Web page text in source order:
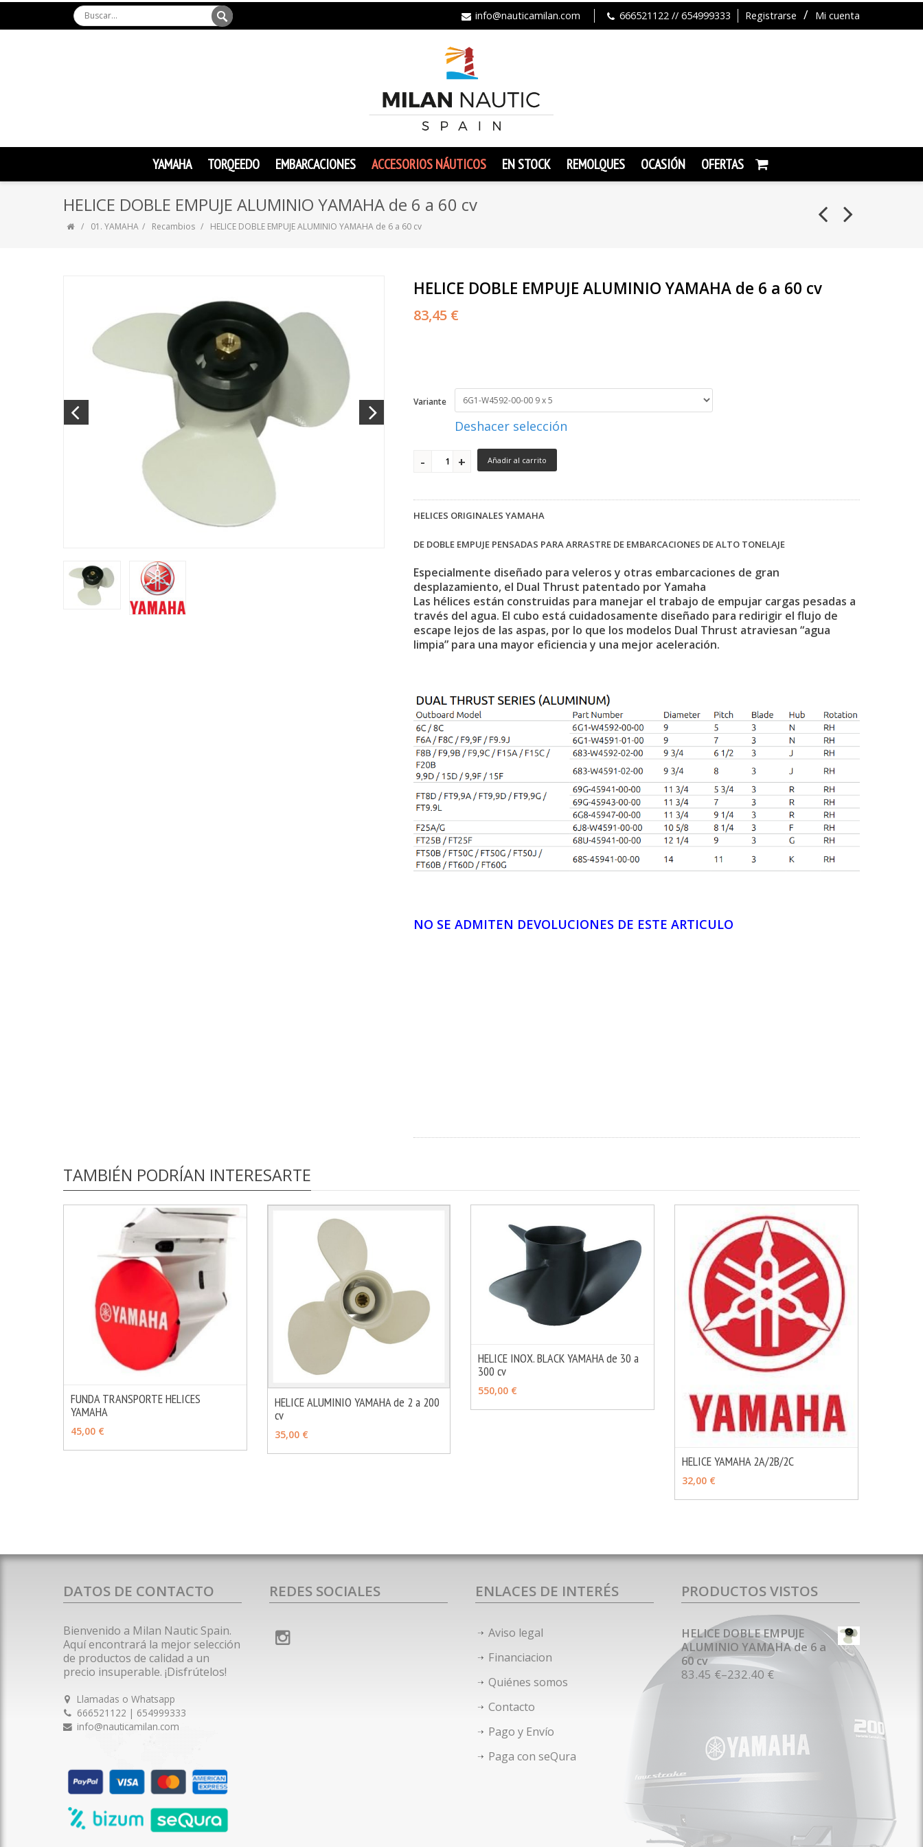
Registrarse Mi cuenta
info@nauticamilan.com 666521122 // 654999333
YAMAHA TORQEEDO EMBARCACIONES ACCESORIOS NÁUTICOS EN STOCK REMOLQUES OCASIÓN OFERTAS
HELICE DOBLE EMPUJE ALUMINIO YAMAHA de 6 a 60 cv
01. YAMAHA Recambios HELICE DOBLE EMPUJE ALUMINIO YAMAHA de 6 a 60 cv
HELICE DOBLE EMPUJE ALUMINIO YAMAHA de 6 a 60 cv
83,45 €
Variante
Deshacer selección
Añadir al carrito
HELICES ORIGINALES YAMAHA
DE DOBLE EMPUJE PENSADAS PARA ARRASTRE DE EMBARCACIONES DE ALTO TONELAJE
Especialmente diseñado para veleros y otras embarcaciones de gran
desplazamiento, el Dual Thrust patentado por Yamaha
Las hélices están construidas para manejar el trabajo de empujar cargas pesadas a
través del agua. El cubo está cuidadosamente diseñado para redirigir el flujo de
escape lejos de las aspas, por lo que los modelos Dual Thrust atraviesan“agua
limpia” para una mayor eficiencia y una mejor aceleración.
NO SE ADMITEN DEVOLUCIONES DE ESTE ARTICULO
TAMBIÉN PODRÍAN INTERESARTE
VER OPCIONES
FUNDA TRANSPORTE HELICES
YAMAHA
45,00 €
HELICE ALUMINIO YAMAHA de 2 a 200
cv
35,00 €
VER OPCIONES
HELICE INOX. BLACK YAMAHA de 30 a
300 cv
550,00 €
HELICE YAMAHA 2A/2B/2C
32,00 €
DATOS DE CONTACTO
Bienvenido a Milan Nautic Spain.
Aquí encontrará la mejor selección
de productos de calidad a un
precio insuperable. ¡Disfrútelos!
Llamadas o Whatsapp
666521122 | 654999333
info@nauticamilan.com
REDES SOCIALES ENLACES DE INTERÉS
Aviso legal
Financiacion
Quiénes somos
Contacto
Pago y Envío
Paga con seQura
PRODUCTOS VISTOS
HELICE DOBLE EMPUJE
ALUMINIO YAMAHA de 6 a
60 cv
83.45 €–232.40 €